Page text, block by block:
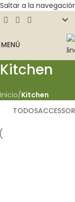
Saltar a la
MENÚ
Kitchen
Inicio/Kitchen
TODOS